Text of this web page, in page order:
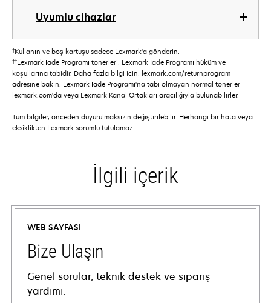
Uyumlu cihazlar
†Kullanın ve boş kartuşu sadece Lexmark'a gönderin.
††Lexmark İade Programı tonerleri, Lexmark İade Programı hüküm ve
koşullarına tabidir. Daha fazla bilgi için, lexmark.com/returnprogram
adresine bakın. Lexmark İade Programı'na tabi olmayan normal tonerler
lexmark.com'da veya Lexmark Kanal Ortakları aracılığıyla bulunabilirler.
Tüm bilgiler, önceden duyurulmaksızın değiştirilebilir. Herhangi bir hata veya
eksiklikten Lexmark sorumlu tutulamaz.
İlgili içerik
WEB SAYFASI
Bize Ulaşın
Genel sorular, teknik destek ve sipariş
yardımı.